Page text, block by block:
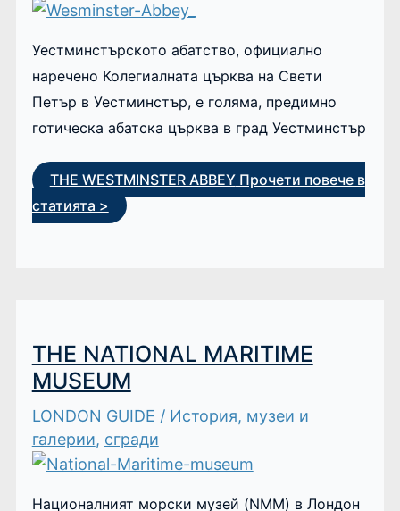
Уестминстърското абатство, официално
наречено Колегиалната църква на Свети
Петър в Уестминстър, е голяма, предимно
готическа абатска църква в град Уестминстър
THE WESTMINSTER ABBEYПрочети повече в
статията >
THE NATIONAL MARITIME
MUSEUM
LONDON GUIDE / История, музеи и
галерии, сгради
Националният морски музей (NMM) в Лондон